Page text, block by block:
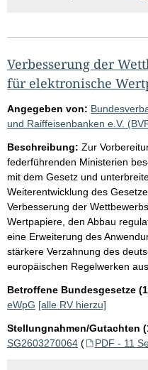
Verbesserung der
für elektronische
Angegeben von:
und Raiffeisenbanken e.V.
Beschreibung: Zur
federführenden Ministerien
mit dem Gesetz und
Weiterentwicklung des
Verbesserung der
Wertpapiere, den Abbau
eine Erweiterung des
stärkere Verzahnung des
europäischen Regelwerken aus.
Betroffene Bundesgesetze
eWpG [alle RV hierzu]
Stellungnahmen/Gutachten
SG2603270064 ( PDF - 11